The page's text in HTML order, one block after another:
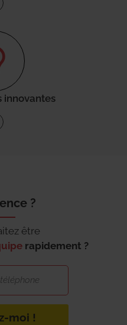
innovantes
?
être
rapidement ?
moi !